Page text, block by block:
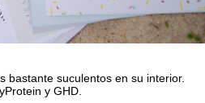
bastante suculentos en su interior.
y GHD.